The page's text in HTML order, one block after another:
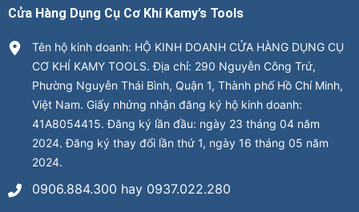
Cửa Hàng Dụng Cụ Cơ Khí Kamy’s Tools
Tên hộ kinh doanh: HỘ KINH DOANH CỬA HÀNG DỤNG CỤ
CƠ KHÍ KAMY TOOLS. Địa chỉ: 290 Nguyễn Công Trứ,
Phường Nguyễn Thái Bình, Quận 1, Thành phố Hồ Chí Minh,
Việt Nam. Giấy nhứng nhận đăng ký hộ kinh doanh:
41A8054415. Đăng ký lần đầu: ngày 23 tháng 04 năm
2024. Đăng ký thay đổi lần thứ 1, ngày 16 tháng 05 năm
2024.
0906.884.300 hay 0937.022.280